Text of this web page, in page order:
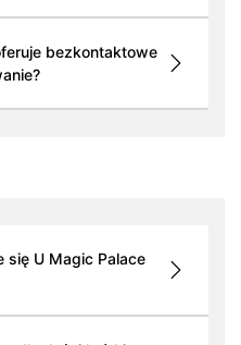
bezkontaktowe
się U Magic Palace